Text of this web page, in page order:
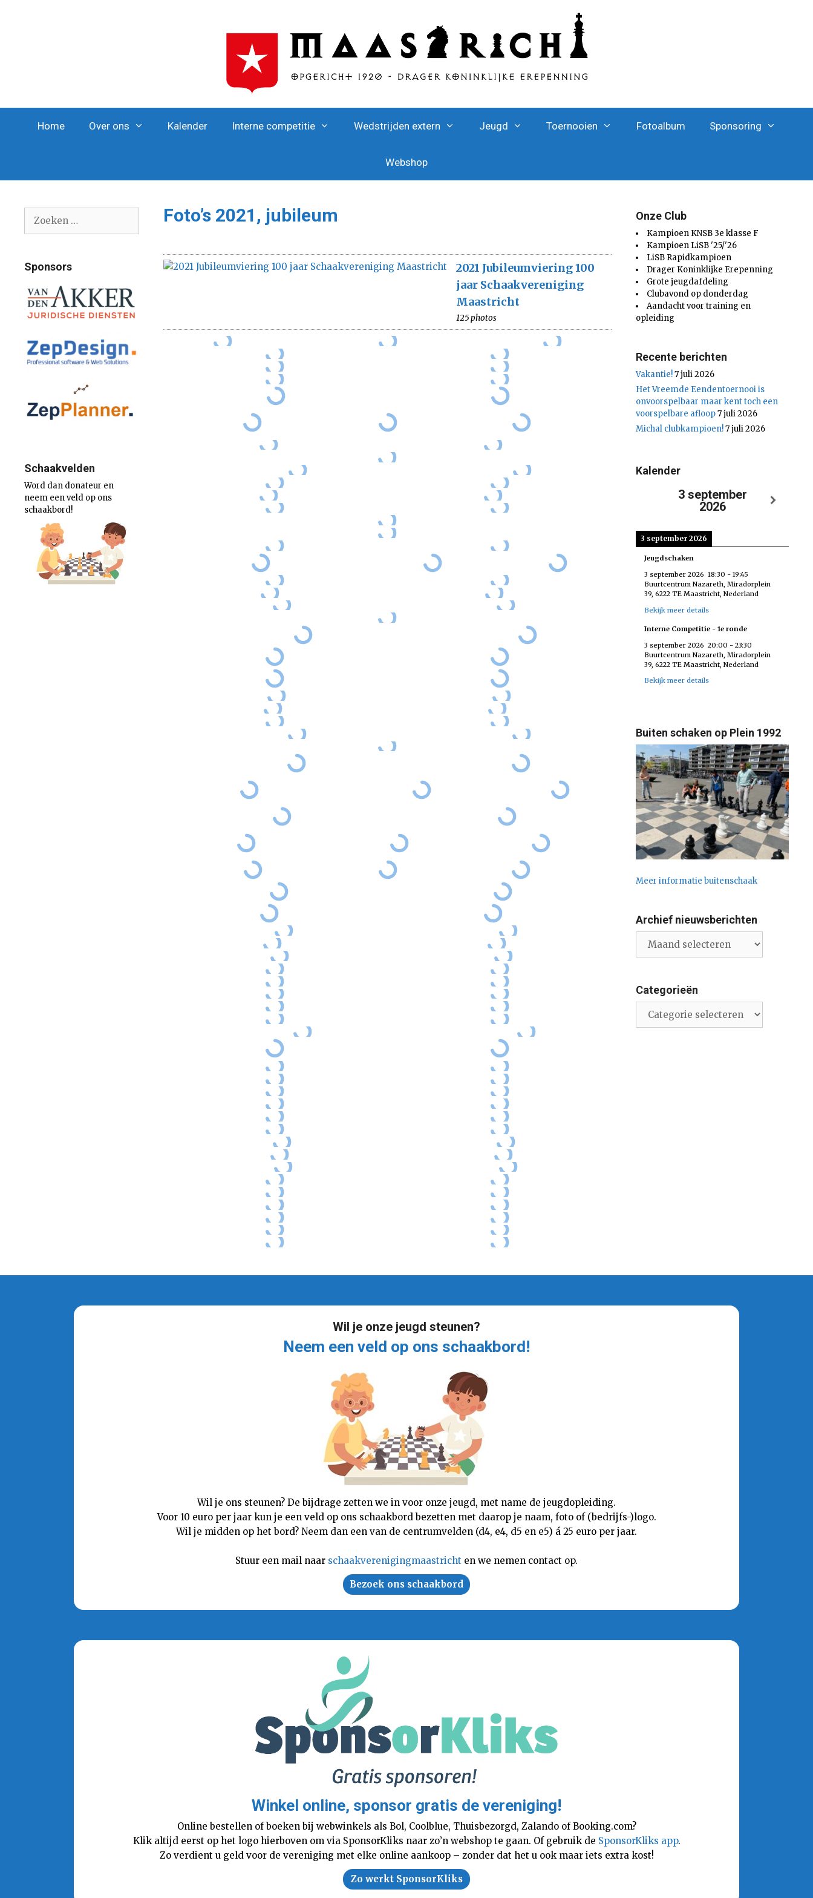
Home Over ons Kalender Interne competitie Wedstrijden extern Jeugd Toernooien Fotoalbum Sponsoring
Webshop
Foto’s 2021, jubileum
2021 Jubileumviering 100
jaar Schaakvereniging
Maastricht
125 photos
naar:
Sponsors
Schaakvelden
Word dan donateur en
neem een veld op ons
schaakbord!
Onze Club
Kampioen KNSB 3e klasse F
Kampioen LiSB '25/'26
LiSB Rapidkampioen
Drager Koninklijke Erepenning
Grote jeugdafdeling
Clubavond op donderdag
Aandacht voor training en
opleiding
Recente berichten
Vakantie!7 juli 2026
Het Vreemde Eendentoernooi is
onvoorspelbaar maar kent toch een
voorspelbare afloop7 juli 2026
Michal clubkampioen!7 juli 2026
Kalender
3 september
2026
3 september 2026
Jeugdschaken
3 september 2026 18:30 -19:45
Buurtcentrum Nazareth, Miradorplein
39, 6222 TE Maastricht, Nederland
Bekijk meer details
Interne Competitie - 1e ronde
3 september 2026 20:00 -23:30
Buurtcentrum Nazareth, Miradorplein
39, 6222 TE Maastricht, Nederland
Bekijk meer details
Buiten schaken op Plein 1992
Meer informatie buitenschaak
Archief nieuwsberichten
nieuwsberichten
Categorieën
Wil je onze jeugd steunen?
Neem een veld op ons schaakbord!
Wil je ons steunen? De bijdrage zetten we in voor onze jeugd, met name de jeugdopleiding.
Voor 10 euro per jaar kun je een veld op ons schaakbord bezetten met daarop je naam, foto of (bedrijfs-)logo.
Wil je midden op het bord? Neem dan een van de centrumvelden (d4, e4, d5 en e5) á 25 euro per jaar.
Stuur een mail naar schaakverenigingmaastricht en we nemen contact op.
Bezoek ons schaakbord
Winkel online, sponsor gratis de vereniging!
Online bestellen of boeken bij webwinkels als Bol, Coolblue, Thuisbezorgd, Zalando of Booking.com?
Klik altijd eerst op het logo hierboven om via SponsorKliks naar zo’n webshop te gaan. Of gebruik de SponsorKliks app.
Zo verdient u geld voor de vereniging met elke online aankoop – zonder dat het u ook maar iets extra kost!
Zo werkt SponsorKliks